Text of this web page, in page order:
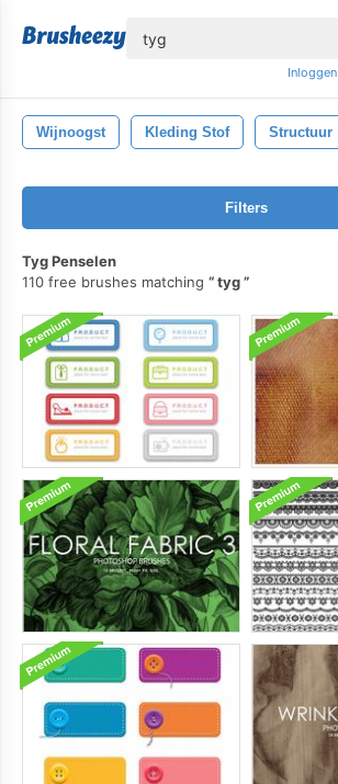
Inloggen
Wijnoogst Kleding Stof Structuur
Filters
Tyg Penselen
110 free brushes matching
tyg